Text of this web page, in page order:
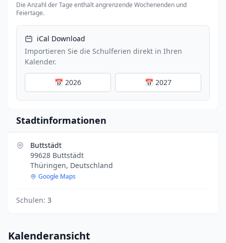
Die Anzahl der Tage enthält angrenzende Wochenenden und
Feiertage.
iCal Download
Importieren Sie die Schulferien direkt in Ihren
Kalender.
📅 2026 📅 2027
Stadtinformationen
Buttstädt
99628 Buttstädt
Thüringen, Deutschland
Google Maps
Schulen: 3
Kalenderansicht